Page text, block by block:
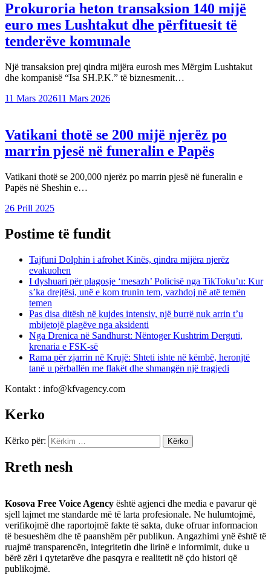
Prokuroria heton transaksion 140 mijë
euro mes Lushtakut dhe përfituesit të
tenderëve komunale
Një transaksion prej qindra mijëra eurosh mes Mërgim Lushtakut
dhe kompanisë “Isa SH.P.K.” të biznesmenit…
11 Mars 202611 Mars 2026
Vatikani thotë se 200 mijë njerëz po
marrin pjesë në funeralin e Papës
Vatikani thotë se 200,000 njerëz po marrin pjesë në funeralin e
Papës në Sheshin e…
26 Prill 2025
Postime të fundit
Tajfuni Dolphin i afrohet Kinës, qindra mijëra njerëz
evakuohen
I dyshuari për plagosje ‘mesazh’ Policisë nga TikToku’u: Kur
s’ka drejtësi, unë e kom trunin tem, vazhdoj në atë temën
temen
Pas disa ditësh në kujdes intensiv, një burrë nuk arrin t’u
mbijetojë plagëve nga aksidenti
Nga Drenica në Sandhurst: Nëntoger Kushtrim Derguti,
krenaria e FSK-së
Rama për zjarrin në Krujë: Shteti ishte në këmbë, heronjtë
tanë u përballën me flakët dhe shmangën një tragjedi
Kontakt : info@kfvagency.com
Kerko
Kërko për:
Rreth nesh
Kosova Free Voice Agency është agjenci dhe media e pavarur që
sjell lajmet me standarde më të larta profesionale. Ne hulumtojmë,
verifikojmë dhe raportojmë fakte të sakta, duke ofruar informacion
të besueshëm dhe të paanshëm për publikun. Angazhimi ynë është të
ruajmë transparencën, integritetin dhe lirinë e informimit, duke u
bërë zëri i qytetarëve dhe pasqyra e realitetit në çdo histori që
publikojmë.